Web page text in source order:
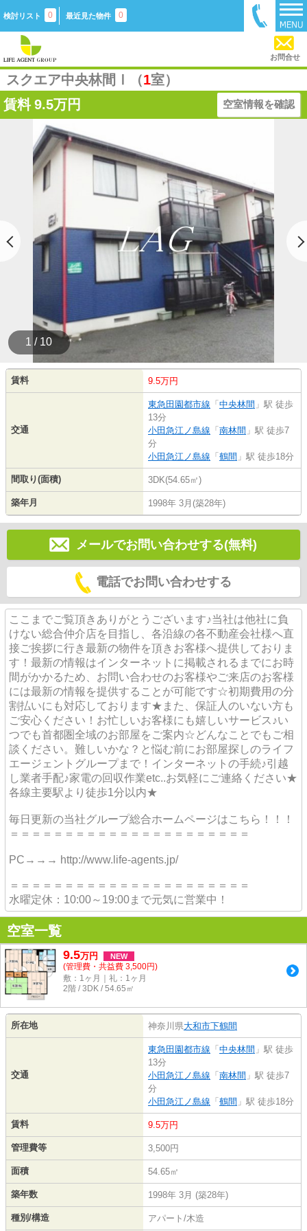
検討リスト 0 最近見た物件 0
お問合せ
スクエア中央林間Ⅰ（1室）
賃料 9.5万円 空室情報を確認
1 / 10
賃料 9.5万円
交通
東急田園都市線 「 中央林間 」駅 徒歩
13分
小田急江ノ島線 「 南林間 」駅 徒歩7
分
小田急江ノ島線 「 鶴間 」駅 徒歩18分
間取り(面積) 3DK(54.65㎡)
築年月 1998年 3月(築28年)
メールでお問い合わせする(無料)
電話でお問い合わせする
ここまでご覧頂きありがとうございます♪当社は他社に負
けない総合仲介店を目指し、各沿線の各不動産会社様へ直
接ご挨拶に行き最新の物件を頂きお客様へ提供しておりま
す！最新の情報はインターネットに掲載されるまでにお時
間がかかるため、お問い合わせのお客様やご来店のお客様
には最新の情報を提供することが可能です☆初期費用の分
割払いにも対応しております★また、保証人のいない方も
ご安心ください！お忙しいお客様にも嬉しいサービス♪い
つでも首都圏全域のお部屋をご案内☆どんなことでもご相
談ください。難しいかな？と悩む前にお部屋探しのライフ
エージェントグループまで！インターネットの手続♪引越
し業者手配♪家電の回収作業etc..お気軽にご連絡ください★
各線主要駅より徒歩1分以内★
毎日更新の当社グループ総合ホームページはこちら！！！
＝＝＝＝＝＝＝＝＝＝＝＝＝＝＝＝＝＝＝＝＝＝
PC→→→ http://www.life-agents.jp/
＝＝＝＝＝＝＝＝＝＝＝＝＝＝＝＝＝＝＝＝＝＝
水曜定休：10:00～19:00まで元気に営業中！
空室一覧
9.5万円 NEW
(管理費・共益費 3,500円)
敷：1ヶ月｜礼：1ヶ月
2階 / 3DK / 54.65㎡
所在地 神奈川県大和市下鶴間
交通
東急田園都市線 「 中央林間 」駅 徒歩
13分
小田急江ノ島線 「 南林間 」駅 徒歩7
分
小田急江ノ島線 「 鶴間 」駅 徒歩18分
賃料 9.5万円
管理費等 3,500円
面積 54.65㎡
築年数 1998年 3月 (築28年)
種別/構造 アパート/木造